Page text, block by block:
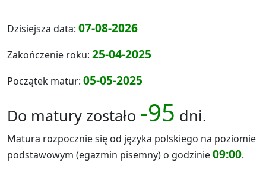
Dzisiejsza data: 07-08-2026
Zakończenie roku: 25-04-2025
Początek matur: 05-05-2025
Do matury zostało -95 dni.
Matura rozpocznie się od języka polskiego na poziomie
podstawowym (egazmin pisemny) o godzinie09:00.